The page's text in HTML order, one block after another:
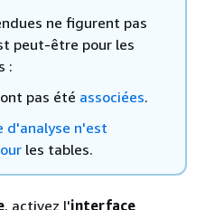
ne figurent pas
peut-être pour les
:
pas été associées.
d'analyse n'est
les tables.
, activez l'interface